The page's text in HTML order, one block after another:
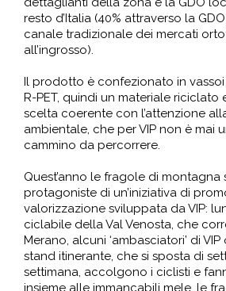
resto d’Italia (40% attraverso la
canale tradizionale dei mercati
all’ingrosso).
Il prodotto è confezionato in vassoi
R-PET, quindi un materiale riciclato
scelta coerente con l’attenzione
ambientale, che per VIP non è mai
cammino da percorrere.
Quest’anno le fragole di
protagoniste di un’iniziativa di
valorizzazione sviluppata da VIP:
ciclabile della Val Venosta, che
Merano, alcuni ‘ambasciatori’ di
stand itinerante, che si sposta di
settimana, accolgono i ciclisti e
insieme alle immancabili mele, le